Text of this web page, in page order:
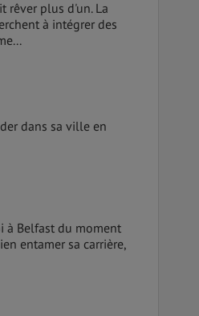
rêver plus d'un. La
à intégrer des
dans sa ville en
à Belfast du moment
entamer sa carrière,